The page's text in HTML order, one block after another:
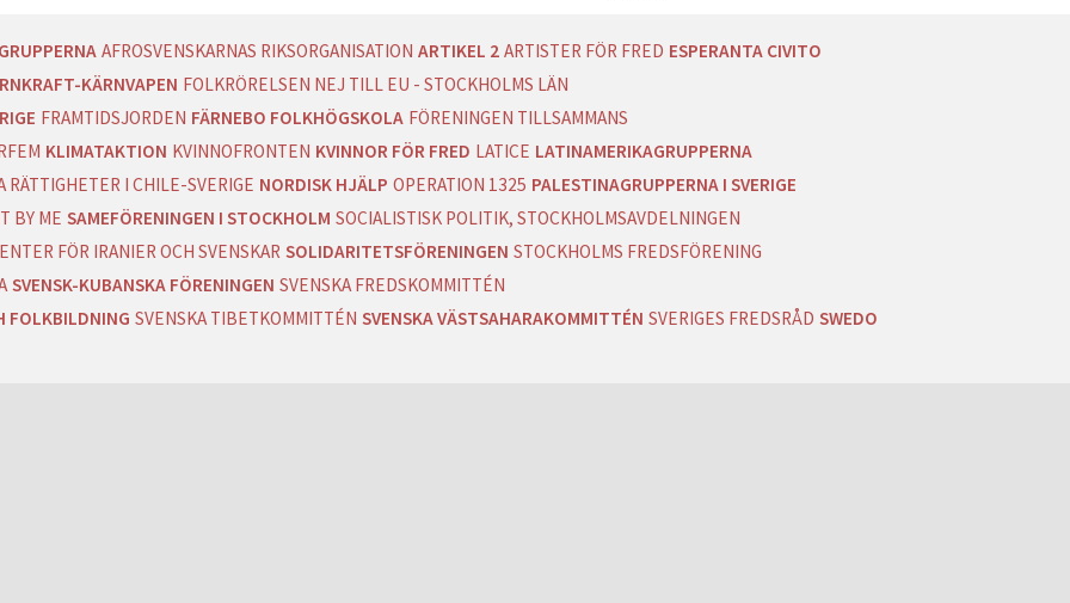
AFROSVENSKARNAS RIKSORGANISATION ARTIKEL 2 ARTISTER FÖR FRED ESPERANTA CIVITO
KÄRNVAPEN FOLKRÖRELSEN NEJ TILL EU - STOCKHOLMS LÄN
FRAMTIDSJORDEN FÄRNEBO FOLKHÖGSKOLA FÖRENINGEN TILLSAMMANS
KLIMATAKTION KVINNOFRONTEN KVINNOR FÖR FRED LATICE LATINAMERIKAGRUPPERNA
RÄTTIGHETER I CHILE-SVERIGE NORDISK HJÄLP OPERATION 1325 PALESTINAGRUPPERNA I SVERIGE
BY ME SAMEFÖRENINGEN I STOCKHOLM SOCIALISTISK POLITIK, STOCKHOLMSAVDELNINGEN
FÖR IRANIER OCH SVENSKAR SOLIDARITETSFÖRENINGEN STOCKHOLMS FREDSFÖRENING
SVENSK-KUBANSKA FÖRENINGEN SVENSKA FREDSKOMMITTÉN
FOLKBILDNING SVENSKA TIBETKOMMITTÉN SVENSKA VÄSTSAHARAKOMMITTÉN SVERIGES FREDSRÅD SWEDO